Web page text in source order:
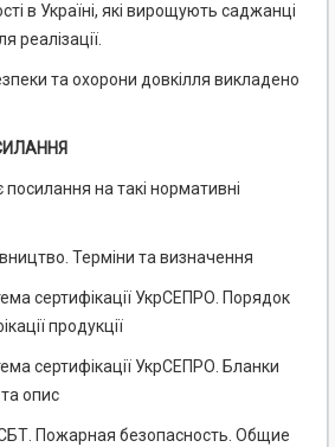
в Україні, які вирощують саджанці
реалізації.
та охорони довкілля викладено
посилання на такі нормативні
Терміни та визначення
сертифікації УкрСЕПРО. Порядок
продукції
сертифікації УкрСЕПРО. Бланки
опис
Пожарная безопасность. Общие